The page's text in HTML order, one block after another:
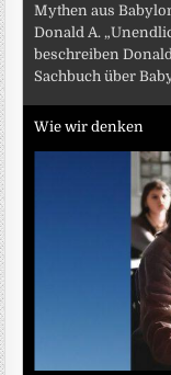
Mythen aus
Donald A.
beschreiben
Sachbuch über
Wie wir denken